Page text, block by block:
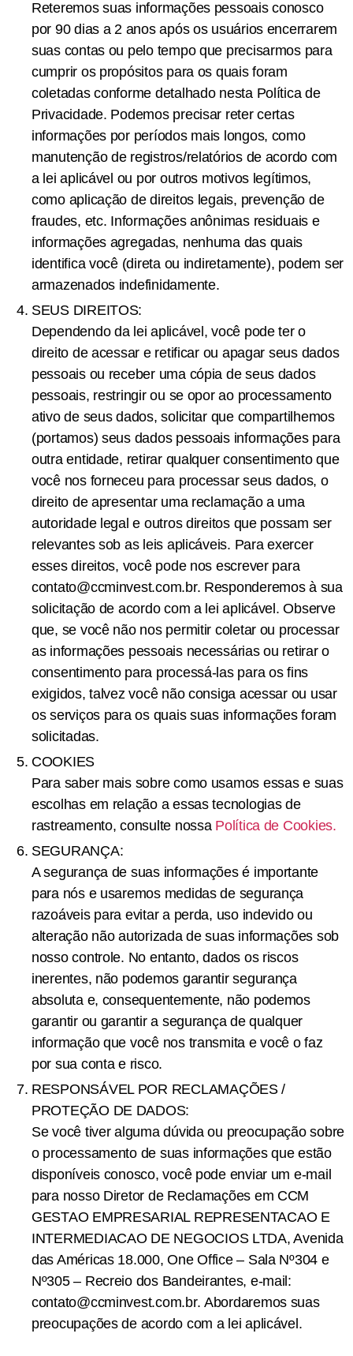
Reteremos suas informações pessoais conosco
por 90 dias a 2 anos após os usuários encerrarem
suas contas ou pelo tempo que precisarmos para
cumprir os propósitos para os quais foram
coletadas conforme detalhado nesta Política de
Privacidade. Podemos precisar reter certas
informações por períodos mais longos, como
manutenção de registros/relatórios de acordo com
a lei aplicável ou por outros motivos legítimos,
como aplicação de direitos legais, prevenção de
fraudes, etc. Informações anônimas residuais e
informações agregadas, nenhuma das quais
identifica você (direta ou indiretamente), podem ser
armazenados indefinidamente.
SEUS DIREITOS:
Dependendo da lei aplicável, você pode ter o
direito de acessar e retificar ou apagar seus dados
pessoais ou receber uma cópia de seus dados
pessoais, restringir ou se opor ao processamento
ativo de seus dados, solicitar que compartilhemos
(portamos) seus dados pessoais informações para
outra entidade, retirar qualquer consentimento que
você nos forneceu para processar seus dados, o
direito de apresentar uma reclamação a uma
autoridade legal e outros direitos que possam ser
relevantes sob as leis aplicáveis. Para exercer
esses direitos, você pode nos escrever para
contato@ccminvest.com.br. Responderemos à sua
solicitação de acordo com a lei aplicável. Observe
que, se você não nos permitir coletar ou processar
as informações pessoais necessárias ou retirar o
consentimento para processá-las para os fins
exigidos, talvez você não consiga acessar ou usar
os serviços para os quais suas informações foram
solicitadas.
COOKIES
Para saber mais sobre como usamos essas e suas
escolhas em relação a essas tecnologias de
rastreamento, consulte nossa Política de Cookies.
SEGURANÇA:
A segurança de suas informações é importante
para nós e usaremos medidas de segurança
razoáveis ​​para evitar a perda, uso indevido ou
alteração não autorizada de suas informações sob
nosso controle. No entanto, dados os riscos
inerentes, não podemos garantir segurança
absoluta e, consequentemente, não podemos
garantir ou garantir a segurança de qualquer
informação que você nos transmita e você o faz
por sua conta e risco.
RESPONSÁVEL POR RECLAMAÇÕES /
PROTEÇÃO DE DADOS:
Se você tiver alguma dúvida ou preocupação sobre
o processamento de suas informações que estão
disponíveis conosco, você pode enviar um e-mail
para nosso Diretor de Reclamações em CCM
GESTAO EMPRESARIAL REPRESENTACAO E
INTERMEDIACAO DE NEGOCIOS LTDA, Avenida
das Américas 18.000, One Office – Sala Nº304 e
Nº305 – Recreio dos Bandeirantes, e-mail:
contato@ccminvest.com.br. Abordaremos suas
preocupações de acordo com a lei aplicável.